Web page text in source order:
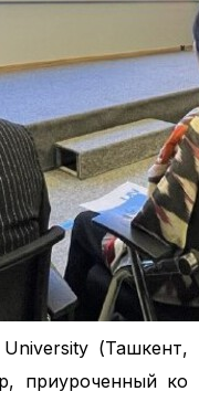
(Ташкент,
приуроченный ко